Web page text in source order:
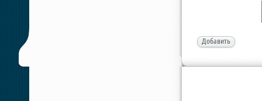
Добавить